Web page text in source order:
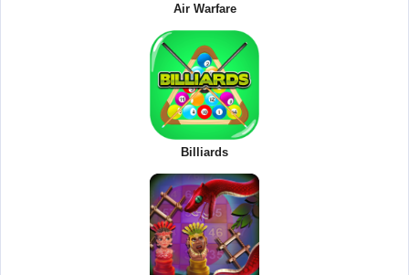
Air Warfare
Billiards